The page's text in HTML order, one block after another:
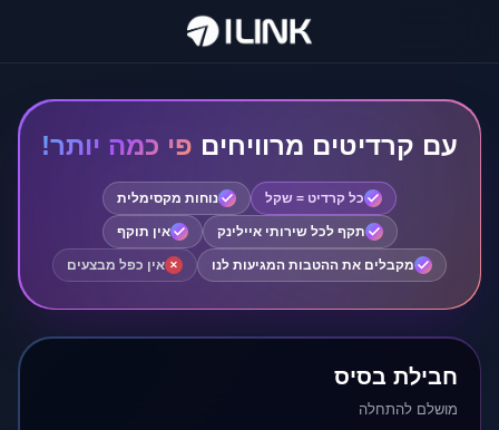
עם קרדיטים מרוויחים פי כמה יותר!
כל קרדיט = שקל נוחות מקסימלית
תקף לכל שירותי איילינק אין תוקף
מקבלים את ההטבות המגיעות לנו ✕ אין כפל מבצעים
חבילת בסיס
מושלם להתחלה